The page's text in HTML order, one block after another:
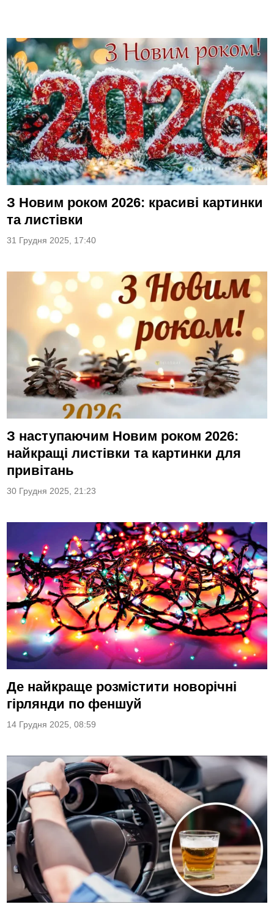
З Новим роком 2026: красиві картинки
та листівки
31 Грудня 2025, 17:40
З наступаючим Новим роком 2026:
найкращі листівки та картинки для
привітань
30 Грудня 2025, 21:23
Де найкраще розмістити новорічні
гірлянди по феншуй
14 Грудня 2025, 08:59